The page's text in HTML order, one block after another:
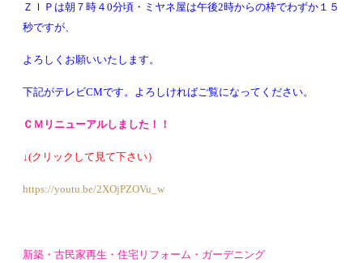
ＺＩＰは朝７時４0分頃・ミヤネ屋は午後2時からの枠でわずか１５
秒ですが、
よろしくお願いいたします。
下記がテレビCMです。よろしければご覧になってください。
ＣＭ リニューアルしました！！
↓(クリックして見て下さい）
https://youtu.be/2XOjPZOVu_w
新築・古民家再生・住宅リフォーム・ガーデニング